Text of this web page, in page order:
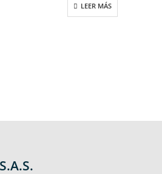
LEER MÁS